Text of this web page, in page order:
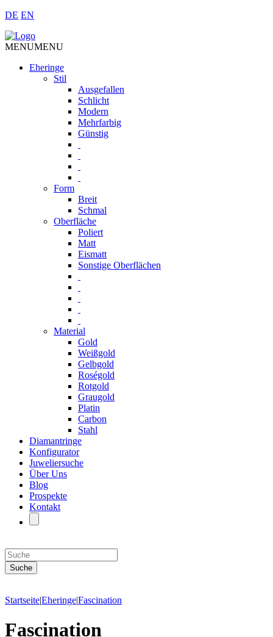
DE EN
MENUMENU
Eheringe
Stil
Ausgefallen
Schlicht
Modern
Mehrfarbig
Günstig
Form
Breit
Schmal
Oberfläche
Poliert
Matt
Eismatt
Sonstige Oberflächen
Material
Gold
Weißgold
Gelbgold
Roségold
Rotgold
Graugold
Platin
Carbon
Stahl
Diamantringe
Konfigurator
Juweliersuche
Über Uns
Blog
Prospekte
Kontakt
Startseite|Eheringe|Fascination
Fascination